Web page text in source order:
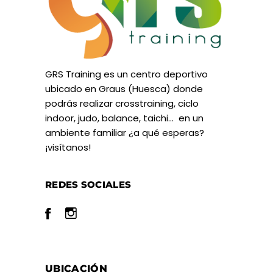
GRS Training es un centro deportivo
ubicado en Graus (Huesca) donde
podrás realizar crosstraining, ciclo
indoor, judo, balance, taichi… en un
ambiente familiar ¿a qué esperas?
¡visítanos!
REDES SOCIALES
UBICACIÓN